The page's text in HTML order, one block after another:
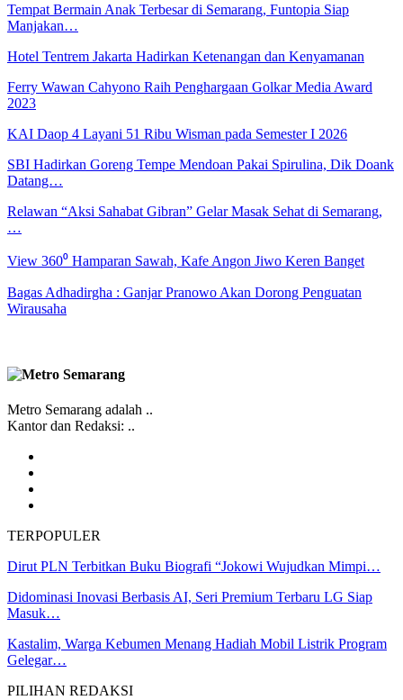
Tempat Bermain Anak Terbesar di Semarang, Funtopia Siap
Manjakan…
Hotel Tentrem Jakarta Hadirkan Ketenangan dan Kenyamanan
Ferry Wawan Cahyono Raih Penghargaan Golkar Media Award
2023
KAI Daop 4 Layani 51 Ribu Wisman pada Semester I 2026
SBI Hadirkan Goreng Tempe Mendoan Pakai Spirulina, Dik Doank
Datang…
Relawan “Aksi Sahabat Gibran” Gelar Masak Sehat di Semarang,
…
View 360⁰ Hamparan Sawah, Kafe Angon Jiwo Keren Banget
Bagas Adhadirgha : Ganjar Pranowo Akan Dorong Penguatan
Wirausaha
Metro Semarang adalah ..
Kantor dan Redaksi: ..
TERPOPULER
Dirut PLN Terbitkan Buku Biografi “Jokowi Wujudkan Mimpi…
Didominasi Inovasi Berbasis AI, Seri Premium Terbaru LG Siap
Masuk…
Kastalim, Warga Kebumen Menang Hadiah Mobil Listrik Program
Gelegar…
PILIHAN REDAKSI